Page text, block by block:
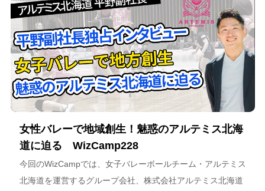
女性バレーで地域創生！魅惑のアルテミス北海
道に迫る WizCamp228
今回のWizCampでは、女子バレーボールチーム・アルテミス
北海道を運営するグループ会社、株式会社アルテミス北海道